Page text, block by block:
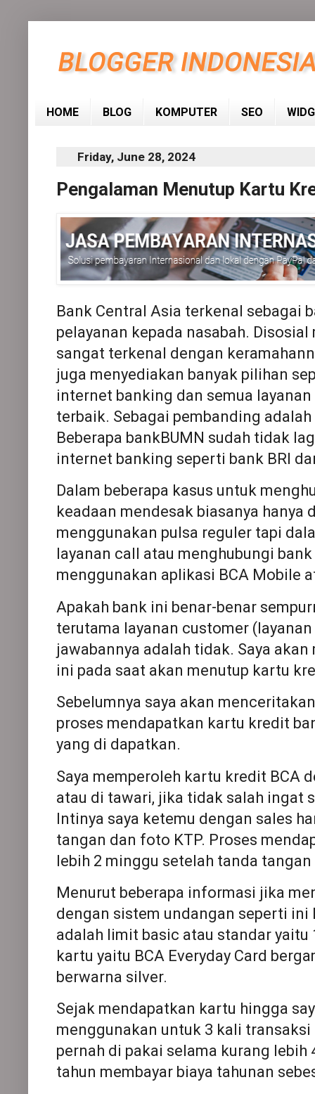
HOME BLOG KOMPUTER SEO
Friday, June 28, 2024
Pengalaman Menutup Kartu
Bank Central Asia terkenal sebagai
pelayanan kepada nasabah.
sangat terkenal dengan
juga menyediakan banyak pilihan
internet banking dan semua
terbaik. Sebagai pembanding
Beberapa bankBUMN sudah tidak
internet banking seperti bank BRI
Dalam beberapa kasus untuk
keadaan mendesak biasanya hanya
menggunakan pulsa reguler tapi
layanan call atau menghubungi
menggunakan aplikasi BCA Mobile
Apakah bank ini benar-benar
terutama layanan customer
jawabannya adalah tidak. Saya
ini pada saat akan menutup kartu
Sebelumnya saya akan
proses mendapatkan kartu kredit
yang di dapatkan.
Saya memperoleh kartu kredit BCA
atau di tawari, jika tidak salah ingat
Intinya saya ketemu dengan sales
tangan dan foto KTP. Proses
lebih 2 minggu setelah tanda
Menurut beberapa informasi jika
dengan sistem undangan seperti
adalah limit basic atau standar yaitu
kartu yaitu BCA Everyday Card
berwarna silver.
Sejak mendapatkan kartu hingga
menggunakan untuk 3 kali
pernah di pakai selama kurang
tahun membayar biaya tahunan